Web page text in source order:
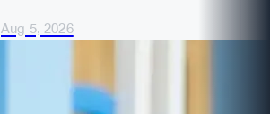
Aug 5, 2026